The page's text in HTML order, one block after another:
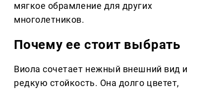
мягкое обрамление для других
многолетников.
Почему ее стоит выбрать
Виола сочетает нежный внешний вид и
редкую стойкость. Она долго цветет,